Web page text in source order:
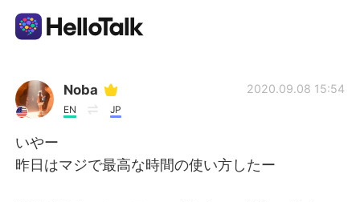
Aplikasi Pertukaran Bahasa
Indonesia
Noba
EN JP
2020.09.08 15:54
いやー
昨日はマジで最高な時間の使い方したー